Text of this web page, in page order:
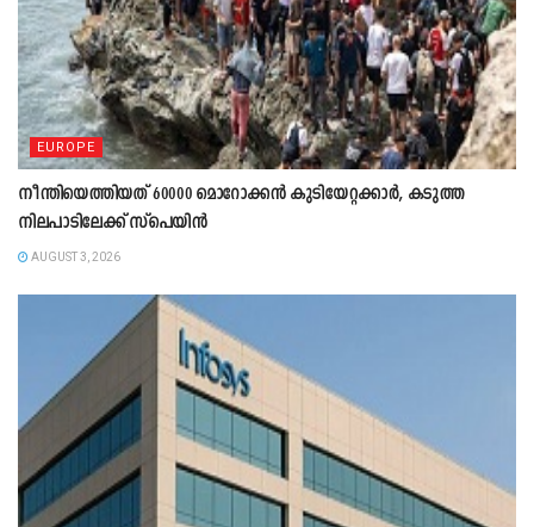
EUROPE
നീന്തിയെത്തിയത് 60000 മൊറോക്കൻ കുടിയേറ്റക്കാർ, കടുത്ത
നിലപാടിലേക്ക് സ്പെയിൻ
AUGUST 3, 2026